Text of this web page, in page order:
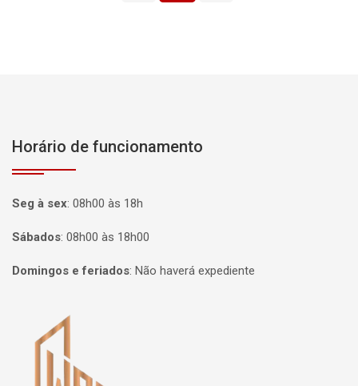
Horário de funcionamento
Seg à sex: 08h00 às 18h
Sábados: 08h00 às 18h00
Domingos e feriados: Não haverá expediente
Página inicial